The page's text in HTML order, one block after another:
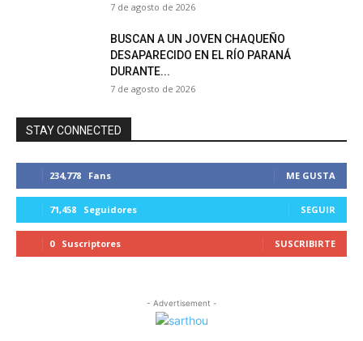
7 de agosto de 2026
BUSCAN A UN JOVEN CHAQUEÑO
DESAPARECIDO EN EL RÍO PARANÁ
DURANTE...
7 de agosto de 2026
STAY CONNECTED
234,778 Fans ME GUSTA
71,458 Seguidores SEGUIR
0 Suscriptores SUSCRIBIRTE
- Advertisement -